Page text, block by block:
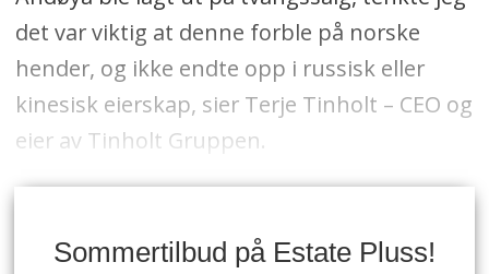
det var viktig at denne forble på norske
hender, og ikke endte opp i russisk eller
kinesisk eierskap, sier Terje Tinholt – CEO og
eier av Tinholt Gruppen.
Sommertilbud på Estate Pluss!